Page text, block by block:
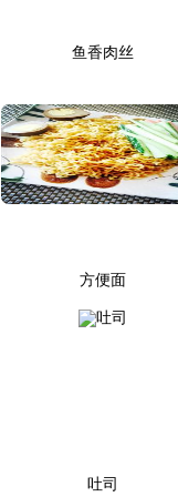
鱼香肉丝
方便面
吐司